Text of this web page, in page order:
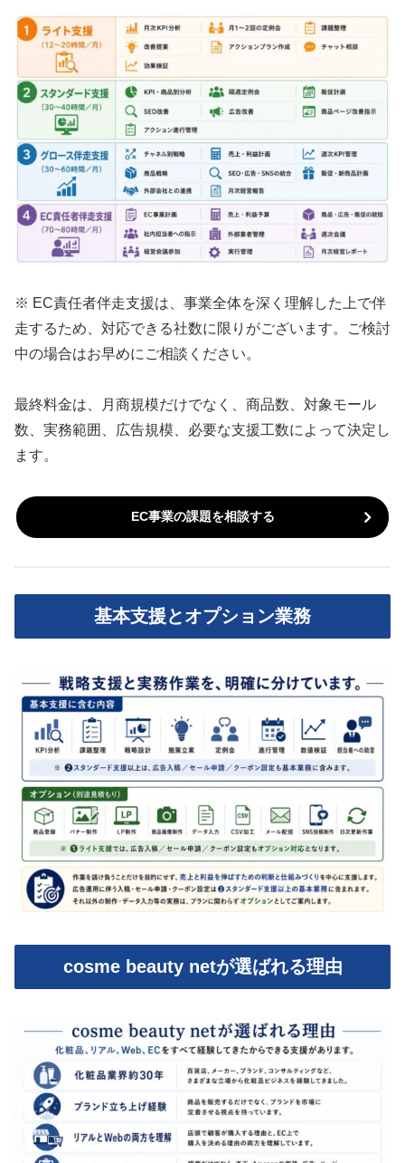
※ EC責任者伴走支援は、事業全体を深く理解した上で伴
走するため、対応できる社数に限りがございます。ご検討
中の場合はお早めにご相談ください。
最終料金は、月商規模だけでなく、商品数、対象モール
数、実務範囲、広告規模、必要な支援工数によって決定し
ます。
EC事業の課題を相談する
基本支援とオプション業務
cosme beauty netが選ばれる理由